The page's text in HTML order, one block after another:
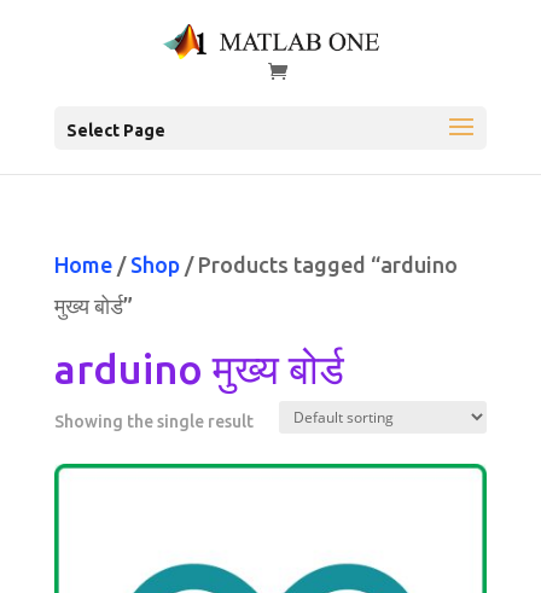
Select Page
Home/ Shop/ Products tagged “arduino
मुख्य बोर्ड”
arduino मुख्य बोर्ड
Showing the single result